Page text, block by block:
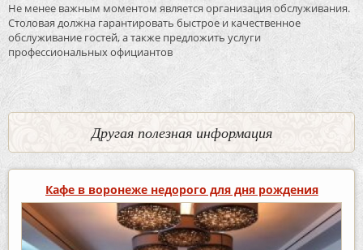
Не менее важным моментом является организация обслуживания.
Столовая должна гарантировать быстрое и качественное
обслуживание гостей, а также предложить услуги
профессиональных официантов
Другая полезная информация
Кафе в воронеже недорого для дня рождения